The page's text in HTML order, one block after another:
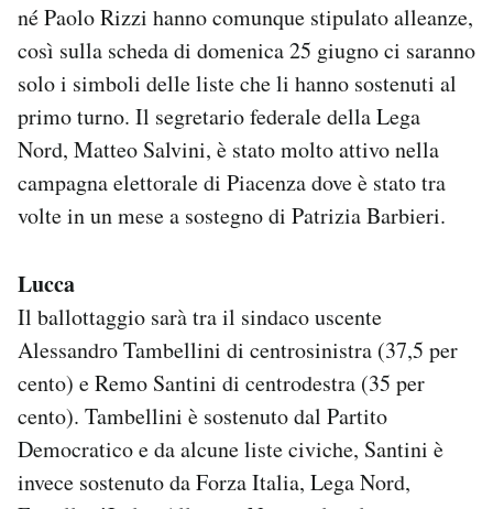
né Paolo Rizzi hanno comunque stipulato alleanze,
così sulla scheda di domenica 25 giugno ci saranno
solo i simboli delle liste che li hanno sostenuti al
primo turno. Il segretario federale della Lega
Nord, Matteo Salvini, è stato molto attivo nella
campagna elettorale di Piacenza dove è stato tra
volte in un mese a sostegno di Patrizia Barbieri.
Lucca
Il ballottaggio sarà tra il sindaco uscente
Alessandro Tambellini di centrosinistra (37,5 per
cento) e Remo Santini di centrodestra (35 per
cento). Tambellini è sostenuto dal Partito
Democratico e da alcune liste civiche, Santini è
invece sostenuto da Forza Italia, Lega Nord,